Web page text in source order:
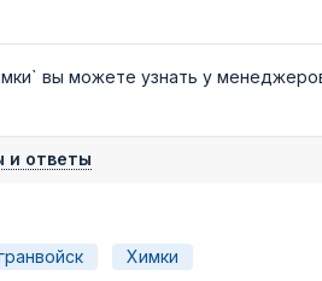
вы можете узнать у
и ответы
Химки